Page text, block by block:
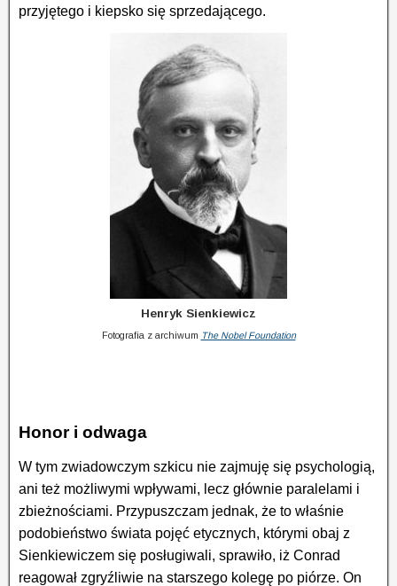
przyjętego i kiepsko się sprzedającego.
Henryk Sienkiewicz
Fotografia z archiwum The Nobel Foundation
Honor i odwaga
W tym zwiadowczym szkicu nie zajmuję się psychologią,
ani też możliwymi wpływami, lecz głównie paralelami i
zbieżnościami. Przypuszczam jednak, że to właśnie
podobieństwo świata pojęć etycznych, którymi obaj z
Sienkiewiczem się posługiwali, sprawiło, iż Conrad
reagował zgryźliwie na starszego kolegę po piórze. On